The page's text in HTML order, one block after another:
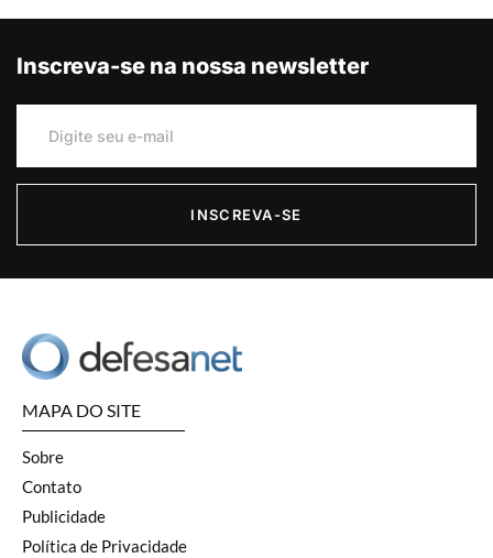
Inscreva-se na nossa newsletter
INSCREVA-SE
MAPA DO SITE
Sobre
Contato
Publicidade
Política de Privacidade